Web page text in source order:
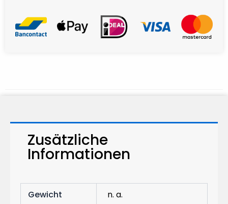
Zusätzliche
Informationen
Gewicht n. a.